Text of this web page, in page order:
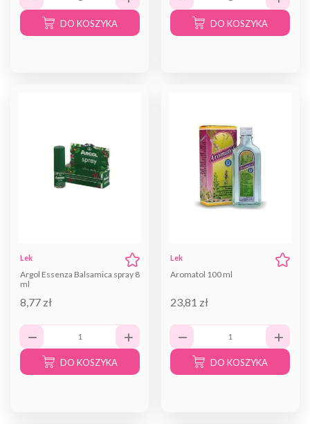
DO KOSZYKA DO KOSZYKA
Lek
Argol Essenza Balsamica spray 8
ml
8,77 zł
DO KOSZYKA
Lek
Aromatol 100 ml
23,81 zł
DO KOSZYKA